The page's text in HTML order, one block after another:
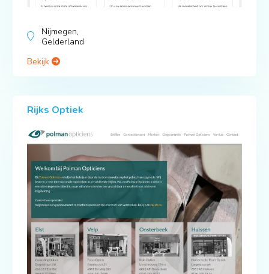
Nijmegen,
Gelderland
Bekijk
Rijks Optiek